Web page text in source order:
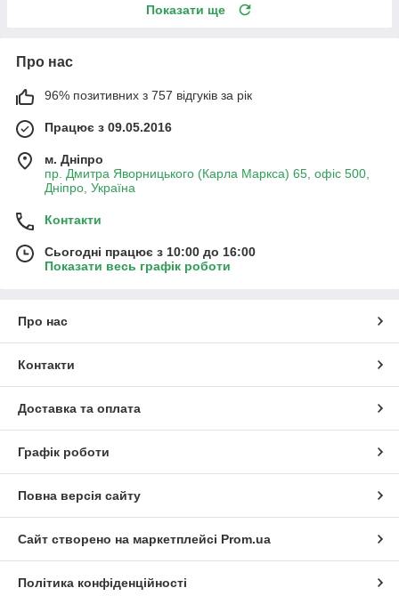
Показати ще
Про нас
96% позитивних з 757 відгуків за рік
Працює з 09.05.2016
м. Дніпро
пр. Дмитра Яворницького (Карла Маркса) 65, офіс 500,
Дніпро, Україна
Контакти
Сьогодні працює з 10:00 до 16:00
Показати весь графік роботи
Про нас
Контакти
Доставка та оплата
Графік роботи
Повна версія сайту
Сайт створено на маркетплейсі Prom.ua
Політика конфіденційності